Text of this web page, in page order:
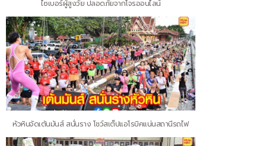
ไซเบอร์ผู้สูงวัย ปลอดภัยจากโจรออนไลน์
หัวหินจัดเต้นมันส์ สนั่นราง โชว์สเต็ปแอโรบิคแน่นสถานีรถไฟ